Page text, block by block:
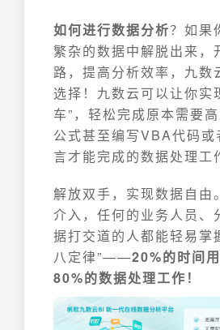
如何进行数据分析？如果
繁杂的数据中解脱出来，
路，提高分析效率，九数
选择！九数云可以让你实
车”，轻松完成原本需要
公式甚至编写VBA代码或
言才能完成的数据处理工
解放双手，实现数据自由
介入，任何的业务人员、
据打交道的人都能轻易掌
八定律”——20%的时间
80%的数据处理工作！